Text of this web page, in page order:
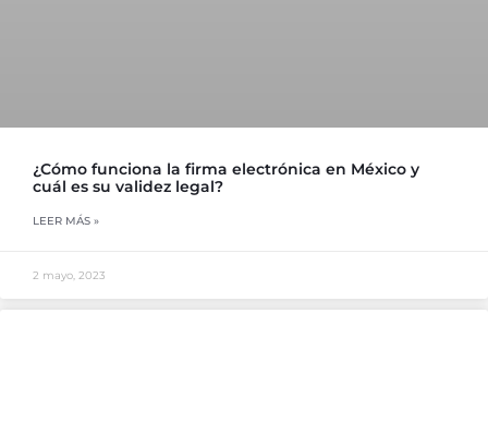
¿Cómo funciona la firma electrónica en México y
cuál es su validez legal?
LEER MÁS »
2 mayo, 2023